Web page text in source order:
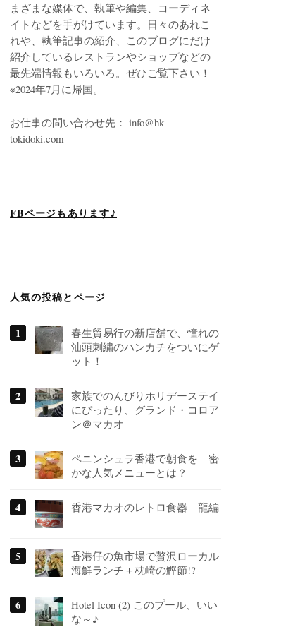
まざまな媒体で、執筆や編集、コーディネ
イトなどを手がけています。日々のあれこ
れや、執筆記事の紹介、このブログにだけ
紹介しているレストランやショップなどの
最先端情報もいろいろ。ぜひご覧下さい！
※2024年7月に帰国。
お仕事の問い合わせ先： info@hk-
tokidoki.com
FBページもあります♪
人気の投稿とページ
春生貿易行の新店舗で、憧れの
汕頭刺繍のハンカチをついにゲ
ット！
家族でのんびりホリデーステイ
にぴったり、グランド・コロア
ン＠マカオ
ペニンシュラ香港で朝食を―密
かな人気メニューとは？
香港マカオのレトロ食器 龍編
香港仔の魚市場で贅沢ローカル
海鮮ランチ＋枕崎の鰹節!?
Hotel Icon (2) このプール、いい
な～♪